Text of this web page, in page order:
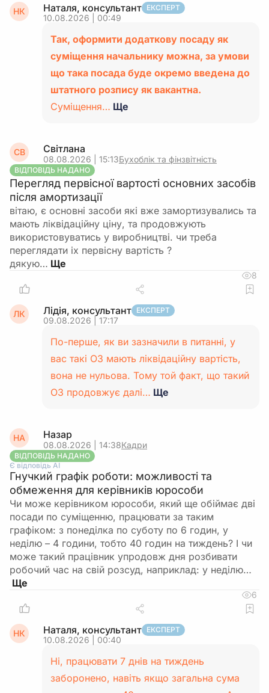
НК Наталя, консультант ЕКСПЕРТ
10.08.2026 | 00:49
Так, оформити додаткову посаду як
суміщення начальнику можна, за умови
що така посада буде окремо введена до
штатного розпису як вакантна.
Суміщення… Ще
СВ Світлана
08.08.2026 | 15:13Бухоблік та фінзвітність
ВІДПОВІДЬ НАДАНО
Перегляд первісної вартості основних засобів
після амортизації
вітаю, є основні засоби які вже замортизувались та
мають ліквідаційну ціну, та продовжують
використовуватись у виробництві. чи треба
переглядати іх первісну вартість ?
дякую…
8
ЛК Лідія, консультант ЕКСПЕРТ
09.08.2026 | 17:17
По-перше, як ви зазначили в питанні, у
вас такі ОЗ мають ліквідаційну вартість,
вона не нульова. Тому той факт, що такий
ОЗ продовжує далі… Ще
НА Назар
08.08.2026 | 14:38Кадри
ВІДПОВІДЬ НАДАНО
Є відповідь АІ
Гнучкий графік роботи: можливості та
обмеження для керівників юрособи
Чи може керівником юрособи, який ще обіймає дві
посади по суміщенню, працювати за таким
графіком: з понеділка по суботу по 6 годин, у
неділю – 4 години, тобто 40 годин на тиждень? І чи
може такий працівник упродовж дня розбивати
робочий час на свій розсуд, наприклад: у неділю…
6
НК Наталя, консультант ЕКСПЕРТ
10.08.2026 | 00:40
Ні, працювати 7 днів на тиждень
заборонено, навіть якщо загальна сума